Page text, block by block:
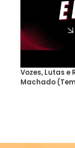
Vozes, Lutas
Machado